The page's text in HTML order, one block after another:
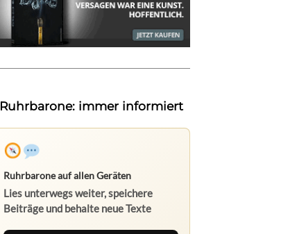
Ruhrbarone: immer informiert
Ruhrbarone auf allen Geräten
Lies unterwegs weiter, speichere
Beiträge und behalte neue Texte